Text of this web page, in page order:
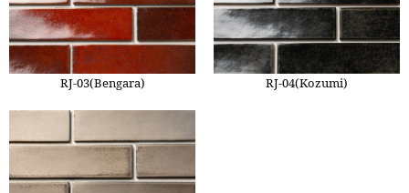
RJ-03(Bengara) RJ-04(Kozumi)